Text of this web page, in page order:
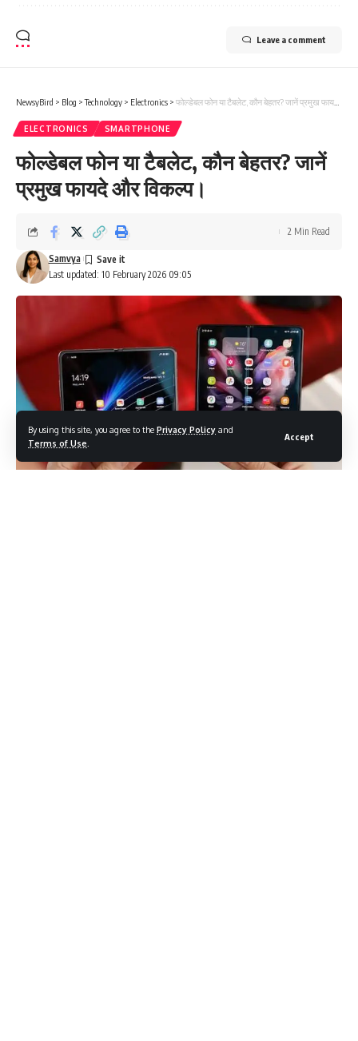
By using this site, you agree to the Privacy Policy and
Terms of Use
Accept
Leave a comment
NewsyBird > Blog >Technology > Electronics > फोल्डेबल फोन या टैबलेट, कौन बेहतर? जानें प्रमुख फायदे और विकल्प।
ELECTRONICS SMARTPHONE
फोल्डेबल फोन या टैबलेट, कौन बेहतर? जानें
प्रमुख फायदे और विकल्प।
Last updated: 10 February 2026 09:05
Samvya
2 Min Read